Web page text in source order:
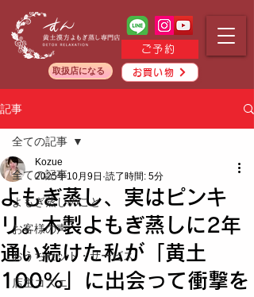
ご予約
お買い物
取扱店になる
記事
全ての記事
よもぎ蒸しのこと
お客様の声
おうちセット・サービス
店主コズエ
全ての記事
よもぎ蒸し、実はピンキ
リ。木製よもぎ蒸しに2年
通い続けた私が「黄土
100%」に出会って衝撃を
Kozue
2025年10月9日 読了時間: 5分